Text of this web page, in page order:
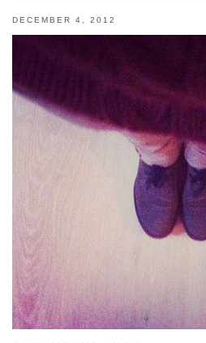
DECEMBER 4, 2012